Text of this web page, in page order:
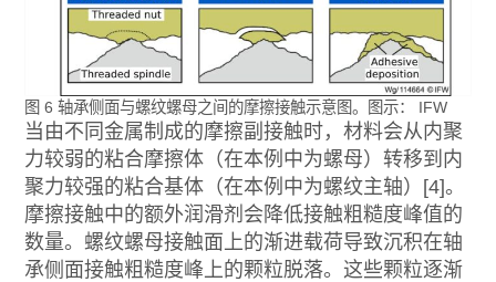
图 6 轴承侧面与螺纹螺母之间的摩擦接触示意图。图示： IFW
当由不同金属制成的摩擦副接触时，材料会从内聚
力较弱的粘合摩擦体（在本例中为螺母）转移到内
聚力较强的粘合基体（在本例中为螺纹主轴）[4]。
摩擦接触中的额外润滑剂会降低接触粗糙度峰值的
数量。螺纹螺母接触面上的渐进载荷导致沉积在轴
承侧面接触粗糙度峰上的颗粒脱落。这些颗粒逐渐